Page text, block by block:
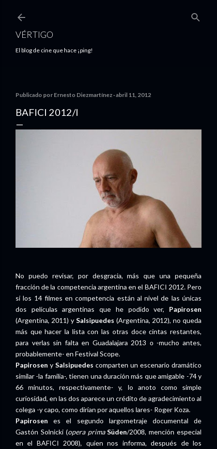
VÉRTIGO
El blog de cine que hace ¡ping!
Publicado por Ernesto Diezmartínez abril 11, 2012
BAFICI 2012/I
No puedo revisar, por desgracia, más que una pequeña
fracción de la competencia argentina en el BAFICI 2012. Pero
si los 14 filmes en competencia están al nivel de las únicas
dos películas argentinas que he podido ver, Papirosen
(Argentina, 2011) y Salsipuedes (Argentina, 2012), no queda
más que hacer la lista con las otras doce cintas restantes,
para verlas sin falta en Guadalajara 2013 o -mucho antes,
probablemente- en Festival Scope.
Papirosen y Salsipuedes comparten un escenario dramático
similar -la familia-, tienen una duración más que amigable -74 y
66 minutos, respectivamente- y, lo anoto como simple
curiosidad, en las dos aparece un crédito de agradecimiento al
colega -y capo, como dirían por aquellos lares- Roger Koza.
Papirosen es el segundo largometraje documental de
Gastón Solnicki (opera prima Süden/2008, mención especial
en el BAFICI 2008), quien nos informa, después de los